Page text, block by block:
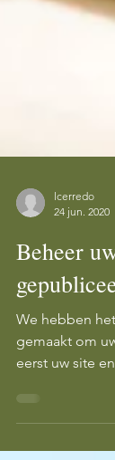
24 jun. 2020
Beheer
We hebben
gemaakt om
uw...